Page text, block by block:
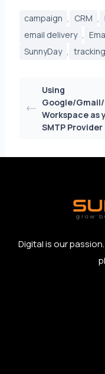
campaign , CRM ,
email delivery ,
SunnyDay , tracking
Using
Google/
Workspace as
SMTP Provider
Digital is our